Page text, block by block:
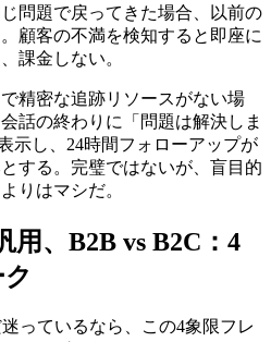
問題で戻ってきた場合、以前の
顧客の不満を検知すると即座に
課金しない。
精密な追跡リソースがない場
話の終わりに「問題は解決しま
示し、24時間フォローアップが
する。完璧ではないが、盲目的
りはマシだ。
用、B2B vs B2C：4
っているなら、この4象限フレ